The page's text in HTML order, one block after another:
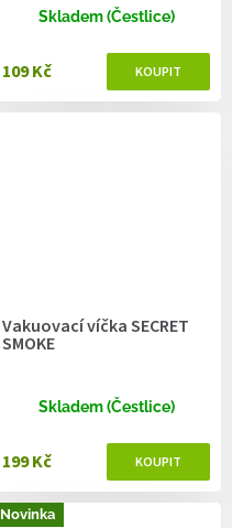
Skladem (Čestlice)
109 Kč
Vakuovací víčka SECRET
SMOKE
Skladem (Čestlice)
199 Kč
Novinka